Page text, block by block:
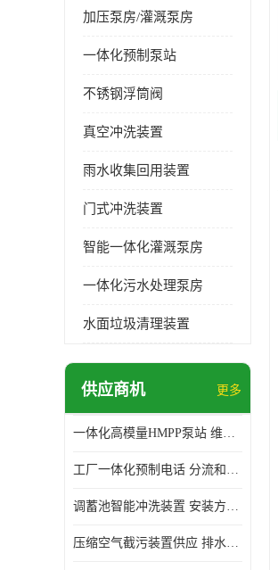
加压泵房/灌溉泵房
一体化预制泵站
不锈钢浮筒阀
真空冲洗装置
雨水收集回用装置
门式冲洗装置
智能一体化灌溉泵房
一体化污水处理泵房
水面垃圾清理装置
供应商机 更多
一体化高模量HMPP泵站 维护方便 实现远距离输送
工厂一体化预制电话 分流和调节 可以截留固体废物
调蓄池智能冲洗装置 安装方便 多种喷洒模式
压缩空气截污装置供应 排水功能 控制地下水位的升降